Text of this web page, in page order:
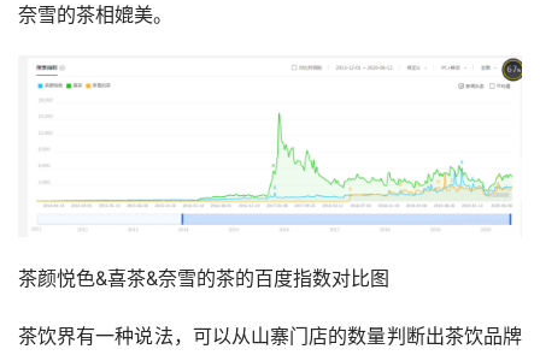
奈雪的茶相媲美。
茶颜悦色&喜茶&奈雪的茶的百度指数对比图
茶饮界有一种说法，可以从山寨门店的数量判断出茶饮品牌